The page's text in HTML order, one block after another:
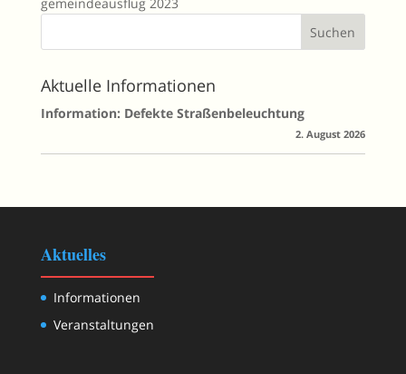
Aktuelle Informationen
Information: Defekte Straßenbeleuchtung
2. August 2026
Aktuelles
Informationen
Veranstaltungen